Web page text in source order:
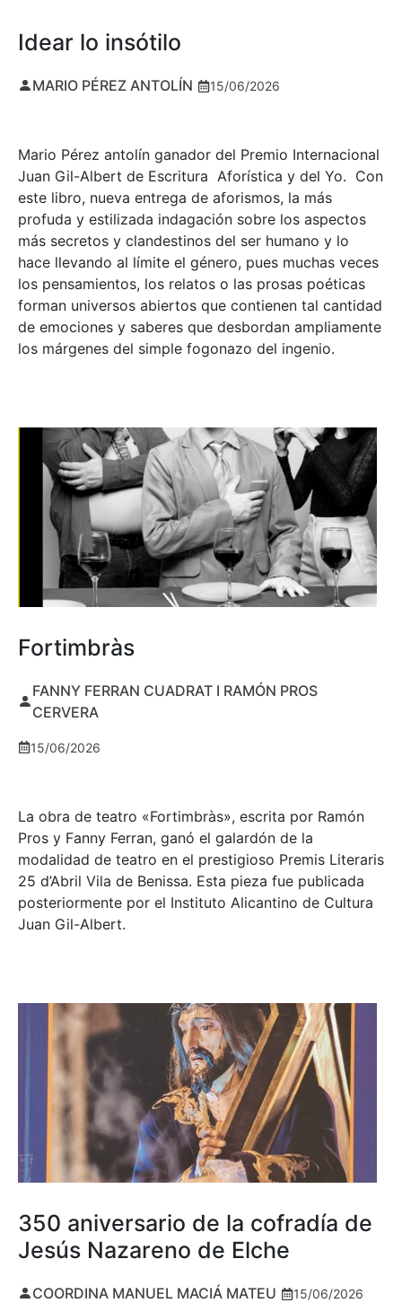
Idear lo insótilo
MARIO PÉREZ ANTOLÍN 15/06/2026
Mario Pérez antolín ganador del Premio Internacional
Juan Gil-Albert de Escritura Aforística y del Yo. Con
este libro, nueva entrega de aforismos, la más
profuda y estilizada indagación sobre los aspectos
más secretos y clandestinos del ser humano y lo
hace llevando al límite el género, pues muchas veces
los pensamientos, los relatos o las prosas poéticas
forman universos abiertos que contienen tal cantidad
de emociones y saberes que desbordan ampliamente
los márgenes del simple fogonazo del ingenio.
Fortimbràs
FANNY FERRAN CUADRAT I RAMÓN PROS
CERVERA
15/06/2026
La obra de teatro «Fortimbràs», escrita por Ramón
Pros y Fanny Ferran, ganó el galardón de la
modalidad de teatro en el prestigioso Premis Literaris
25 d’Abril Vila de Benissa. Esta pieza fue publicada
posteriormente por el Instituto Alicantino de Cultura
Juan Gil-Albert.
350 aniversario de la cofradía de
Jesús Nazareno de Elche
COORDINA MANUEL MACIÁ MATEU 15/06/2026